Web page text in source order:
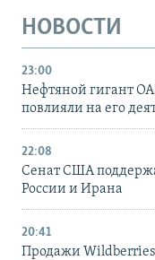
НОВОСТИ
23:00
Нефтяной гигант
повлияли на его
22:08
Сенат США
России и Ирана
20:41
Продажи Wildberries